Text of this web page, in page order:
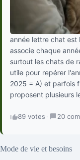
année lettre chat
associe chaque
surtout les chats de
utile pour repérer
2025 = A) et parfois
proposent plusieurs
89 votes · 20
Mode de vie et besoins